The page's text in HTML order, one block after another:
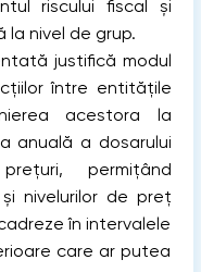
riscului fiscal și
nivel de grup.
justifică modul
între entitățile
acestora la
anuală a dosarului
permițând
nivelurilor de preț
în intervalele
care ar putea